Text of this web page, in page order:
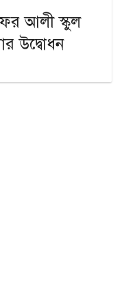
আলী স্কুল
উদ্বোধন